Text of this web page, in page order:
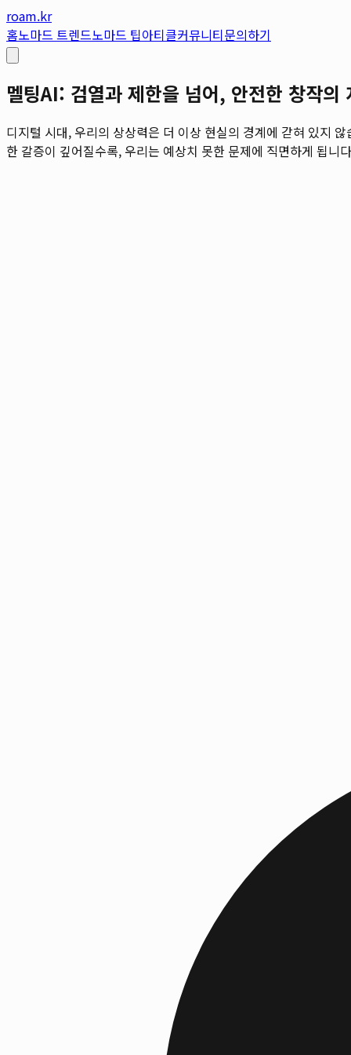
roam.kr
홈노마드 트렌드노마드 팁아티클커뮤니티문의하기
멜팅AI: 검열과 제한을 넘어, 안전한 창작의
디지털 시대, 우리의 상상력은 더 이상 현실의 경계에 갇혀 있지
한 갈증이 깊어질수록, 우리는 예상치 못한 문제에 직면하게 됩니